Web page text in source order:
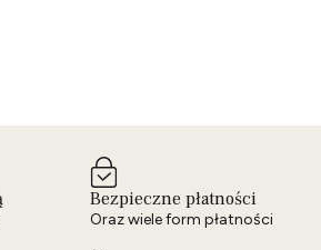
Bezpieczne płatności
Oraz wiele form płatności